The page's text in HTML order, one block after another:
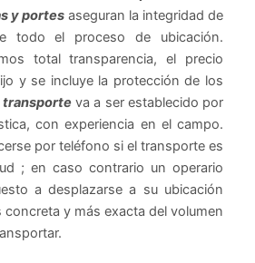
y portes aseguran la integridad de
todo el proceso de ubicación.
total transparencia, el precio
y se incluye la protección de los
transporteva a ser establecido por
con experiencia en el campo.
por teléfono si el transporte es
; en caso contrario un operario
a desplazarse a su ubicación
concreta y más exacta del volumen